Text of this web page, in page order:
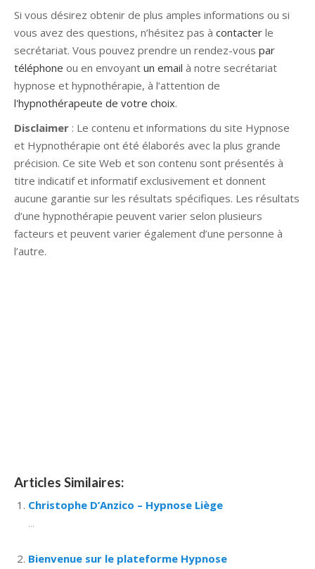
Si vous désirez obtenir de plus amples informations ou si
vous avez des questions, n’hésitez pas à contacter le
secrétariat. Vous pouvez prendre un rendez-vous par
téléphone ou en envoyant un email à notre secrétariat
hypnose et hypnothérapie, à l’attention de
l'hypnothérapeute de votre choix.
Disclaimer : Le contenu et informations du site Hypnose
et Hypnothérapie ont été élaborés avec la plus grande
précision. Ce site Web et son contenu sont présentés à
titre indicatif et informatif exclusivement et donnent
aucune garantie sur les résultats spécifiques. Les résultats
d’une hypnothérapie peuvent varier selon plusieurs
facteurs et peuvent varier également d’une personne à
l’autre.
Articles Similaires:
Christophe D’Anzico – Hypnose Liège
...
Bienvenue sur le plateforme Hypnose